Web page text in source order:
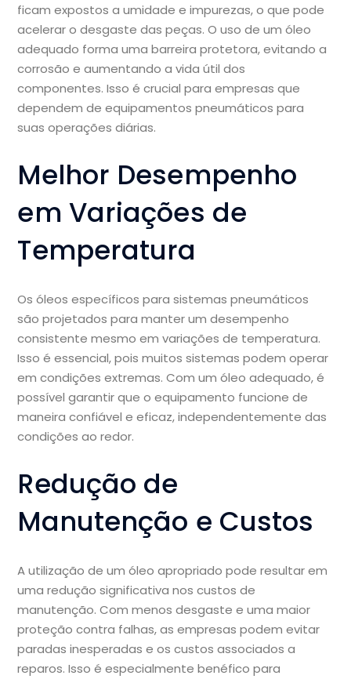
ficam expostos a umidade e impurezas, o que pode
acelerar o desgaste das peças. O uso de um óleo
adequado forma uma barreira protetora, evitando a
corrosão e aumentando a vida útil dos
componentes. Isso é crucial para empresas que
dependem de equipamentos pneumáticos para
suas operações diárias.
Melhor Desempenho
em Variações de
Temperatura
Os óleos específicos para sistemas pneumáticos
são projetados para manter um desempenho
consistente mesmo em variações de temperatura.
Isso é essencial, pois muitos sistemas podem operar
em condições extremas. Com um óleo adequado, é
possível garantir que o equipamento funcione de
maneira confiável e eficaz, independentemente das
condições ao redor.
Redução de
Manutenção e Custos
A utilização de um óleo apropriado pode resultar em
uma redução significativa nos custos de
manutenção. Com menos desgaste e uma maior
proteção contra falhas, as empresas podem evitar
paradas inesperadas e os custos associados a
reparos. Isso é especialmente benéfico para